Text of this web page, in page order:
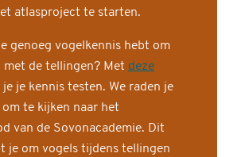
atlasproject te starten.
genoeg vogelkennis hebt om
met de tellingen? Met deze
je je kennis testen. We raden je
om te kijken naar het
van de Sovonacademie. Dit
je om vogels tijdens tellingen